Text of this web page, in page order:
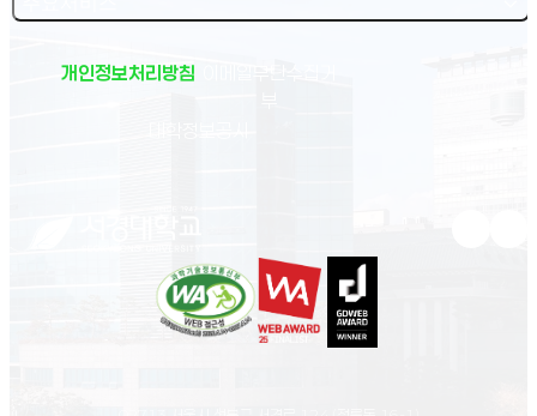
개인정보처리방침